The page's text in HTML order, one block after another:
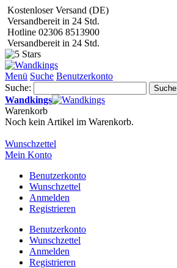
Kostenloser Versand (DE)
Versandbereit in 24 Std.
Hotline 02306 8513900
Versandbereit in 24 Std.
Menü Suche Benutzerkonto
Suche:
Suche
Wandkings
Warenkorb
Noch kein Artikel im Warenkorb.
Wunschzettel
Mein Konto
Benutzerkonto
Wunschzettel
Anmelden
Registrieren
Benutzerkonto
Wunschzettel
Anmelden
Registrieren